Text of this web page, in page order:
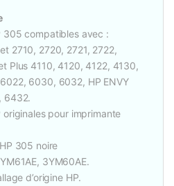
305 compatibles avec :
2710, 2720, 2721, 2722,
Plus 4110, 4120, 4122, 4130,
6030, 6032, HP ENVY
6432.
originales pour imprimante
305 noire
3YM60AE.
d’origine HP.